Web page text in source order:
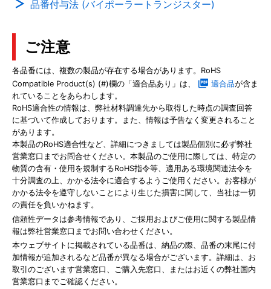
品番付与法 (バイポーラートランジスター)
ご注意
各品番には、複数の製品が存在する場合があります。RoHS
Compatible Product(s) (#)欄の「適合品あり」は、
適合品が含ま
れていることをあらわします。
RoHS適合性の情報は、弊社材料調達先から取得した時点の調査回答
に基づいて作成しております。また、情報は予告なく変更されること
があります。
本製品のRoHS適合性など、詳細につきましては製品個別に必ず弊社
営業窓口までお問合せください。本製品のご使用に際しては、特定の
物質の含有・使用を規制するRoHS指令等、適用ある環境関連法令を
十分調査の上、かかる法令に適合するようご使用ください。お客様が
かかる法令を遵守しないことにより生じた損害に関して、当社は一切
の責任を負いかねます。
信頼性データは参考情報であり、ご採用およびご使用に関する製品情
報は弊社営業窓口までお問い合わせください。
本ウェブサイトに掲載されている品番は、納品の際、品番の末尾に付
加情報が追加されるなど品番が異なる場合がございます。詳細は、お
取引のございます営業窓口、ご購入先窓口、またはお近くの弊社国内
営業窓口までご確認ください。